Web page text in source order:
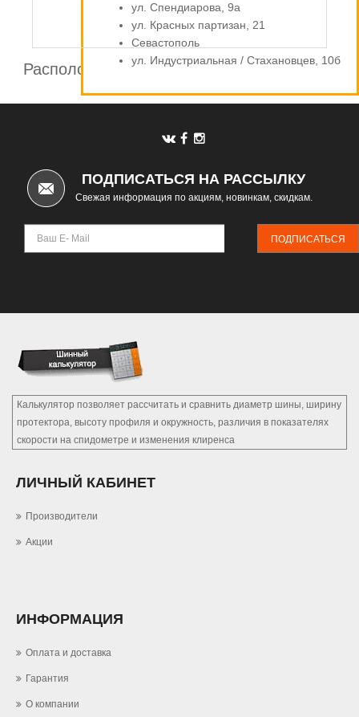
Расположение шинных центров компании
ул. Спендиарова, 9а
ул. Красных партизан, 21
Севастополь
ул. Индустриальная / Стахановцев, 10б
ПОДПИСАТЬСЯ НА РАССЫЛКУ
Свежая информация по акциям, новинкам, скидкам.
ПОДПИСАТЬСЯ
Калькулятор позволяет рассчитать и сравнить диаметр шины, ширину
протектора, высоту профиля и окружность, различия в показателях
скорости на спидометре и изменения клиренса
ЛИЧНЫЙ КАБИНЕТ
Производители
Акции
ИНФОРМАЦИЯ
Оплата и доставка
Гарантия
О компании